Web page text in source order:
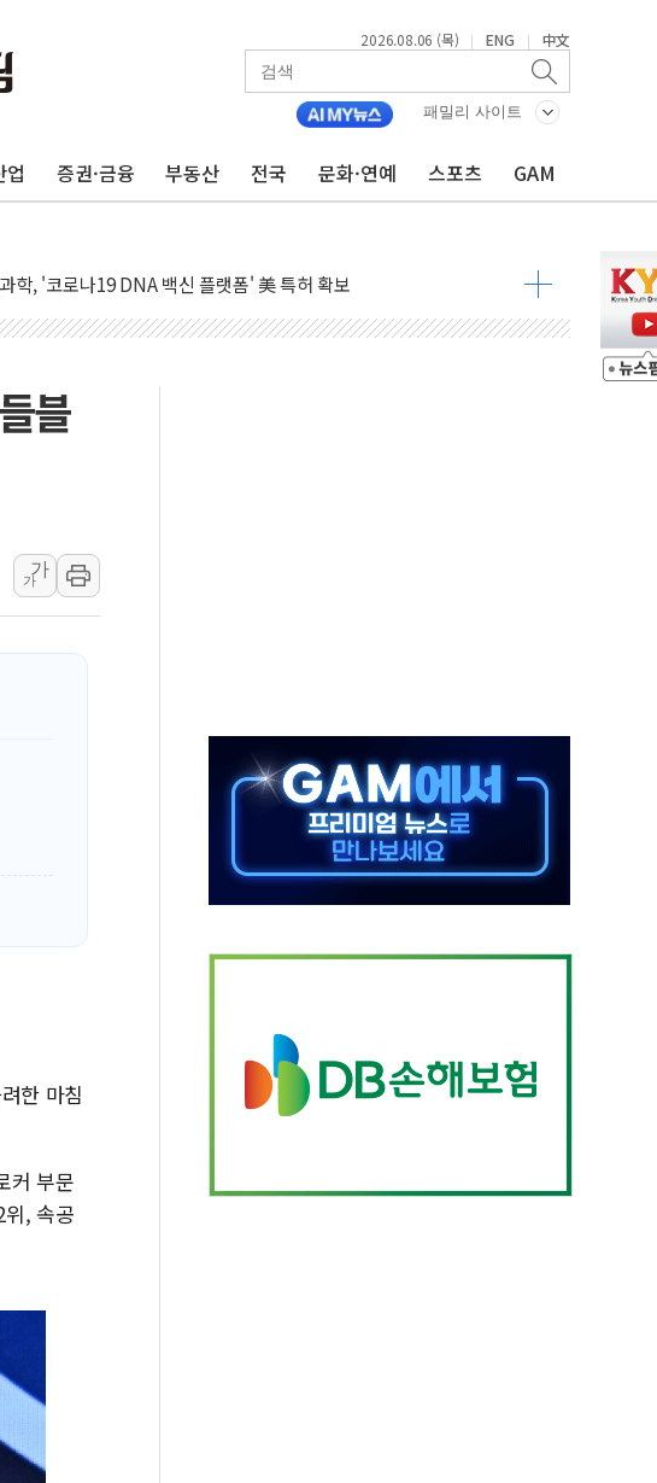
2026.08.06 (목) | ENG | 中文
패밀리 사이트
업 증권·금융 부동산 전국 문화·연예 스포츠 GAM
반기 '전력용 커패시터' 사업 확대
관영 대표, 자사주 추가 매입
2545억원·영업익 1037억원…상반기 역대 최대
귀가스 사업 항공우주·방산으로 넓힌다
구시 '2차 공공기관 이전' 대응 '맞손'
값 0.26%↑…상승폭 커졌지만 고가주택 밀집된 강남·서초 둔화
서비스 가격 대대적 인상 계획...업계 파장 예고
이, 2분기 영업익 14.2% 감소…"온라인 사업으로 성장"
관학교 통합 정치 프레임에 졸속 추진…'잼데믹' 안보까지 몰고 와"
대통령 재판 재개해야 여론조사 51.9%…그것이 국민의 뜻"
폭염' 내일 절정…주말 주춤 후 다시 불볕더위
블
가
가
한 마침
커 부문
, 속공